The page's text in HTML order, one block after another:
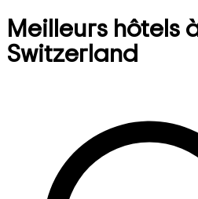
Meilleurs hôtels
Switzerland